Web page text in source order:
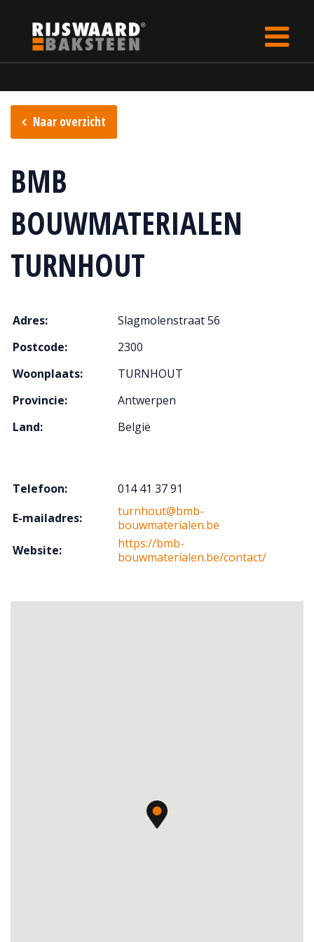
Naar overzicht
BMB
BOUWMATERIALEN
TURNHOUT
Adres:
Slagmolenstraat 56
Postcode:
2300
Woonplaats:
TURNHOUT
Provincie:
Antwerpen
Land:
België
Telefoon:
014 41 37 91
E-mailadres:
turnhout@bmb-
bouwmaterialen.be
Website:
https://bmb-
bouwmaterialen.be/contact/